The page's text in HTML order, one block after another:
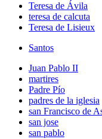
Teresa de Ávila
teresa de calcuta
Teresa de Lisieux
Santos
Juan Pablo II
martires
Padre Pío
padres de la iglesia
san Francisco de
san jose
san pablo